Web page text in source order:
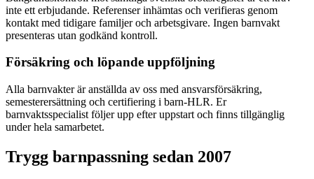
inte ett erbjudande. Referenser inhämtas och verifieras genom
kontakt med tidigare familjer och arbetsgivare. Ingen barnvakt
presenteras utan godkänd kontroll.
Försäkring och löpande uppföljning
Alla barnvakter är anställda av oss med ansvarsförsäkring,
semesterersättning och certifiering i barn-HLR. Er
barnvaktsspecialist följer upp efter uppstart och finns tillgänglig
under hela samarbetet.
Trygg barnpassning sedan 2007